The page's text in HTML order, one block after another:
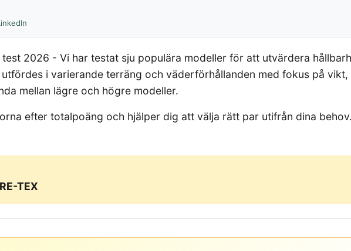
2026 - Vi har testat sju populära modeller för att utvärdera
i varierande terräng och väderförhållanden med fokus på
mellan lägre och högre modeller.
efter totalpoäng och hjälper dig att välja rätt par utifrån dina
TEX